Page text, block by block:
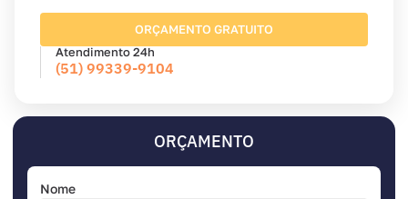
ORÇAMENTO GRATUITO
Atendimento 24h
(51) 99339-9104
ORÇAMENTO
Nome